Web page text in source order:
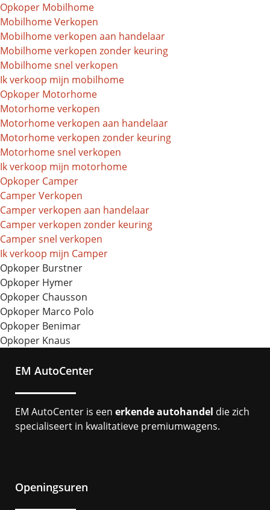
Opkoper Mobilhome
Mobilhome Verkopen
Mobilhome verkopen aan handelaar
Mobilhome verkopen zonder keuring
Mobilhome snel verkopen
Ik verkoop mijn mobilhome
Opkoper Motorhome
Motorhome verkopen
Motorhome verkopen aan handelaar
Motorhome verkopen zonder keuring
Motorhome snel verkopen
Ik verkoop mijn motorhome
Opkoper Camper
Camper Verkopen
Camper verkopen aan handelaar
Camper verkopen zonder keuring
Camper snel verkopen
Ik verkoop mijn Camper
Opkoper Burstner
Opkoper Hymer
Opkoper Chausson
Opkoper Marco Polo
Opkoper Benimar
Opkoper Knaus
EM AutoCenter
EM AutoCenter is een erkende autohandel die zich
specialiseert in kwalitatieve premiumwagens.
Openingsuren